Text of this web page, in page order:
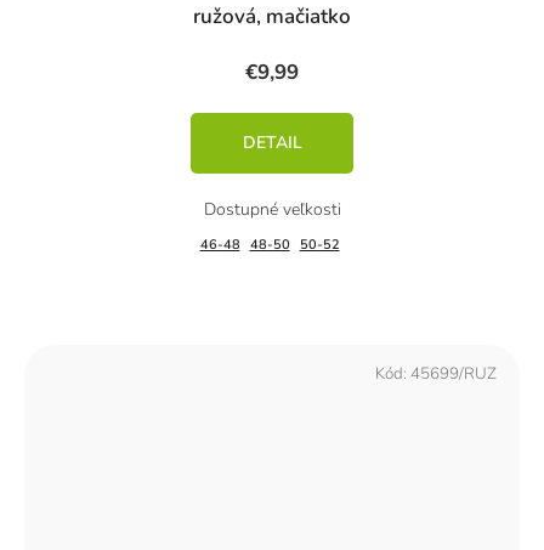
ružová, mačiatko
€9,99
DETAIL
46-48 48-50 50-52
Kód: 45699/RUZ